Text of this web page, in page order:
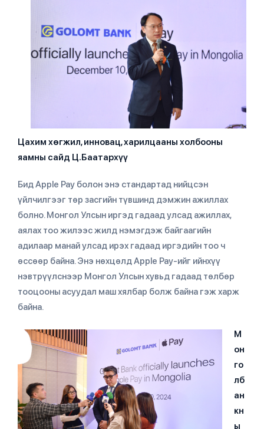
Цахим хөгжил, инновац, харилцааны холбооны
яамны сайд Ц.Баатархүү
Бид Apple Pay болон энэ стандартад нийцсэн
үйлчилгээг төр засгийн түвшинд дэмжин ажиллах
болно. Монгол Улсын иргэд гадаад улсад ажиллах,
аялах тоо жилээс жилд нэмэгдэж байгаагийн
адилаар манай улсад ирэх гадаад иргэдийн тоо ч
өссөөр байна. Энэ нөхцөлд Apple Pay-ийг ийнхүү
нэвтрүүлснээр Монгол Улсын хувьд гадаад төлбөр
тооцооны асуудал маш хялбар болж байна гэж харж
байна.
М
он
го
лб
ан
кн
ы